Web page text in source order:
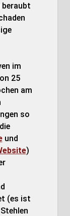
im
25
am
so
und
)
(es ist